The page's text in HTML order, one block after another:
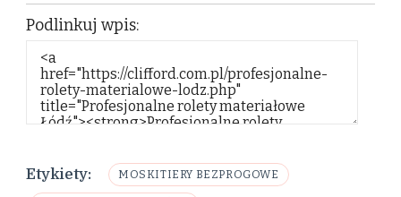
Podlinkuj wpis:
Etykiety: MOSKITIERY BEZPROGOWE